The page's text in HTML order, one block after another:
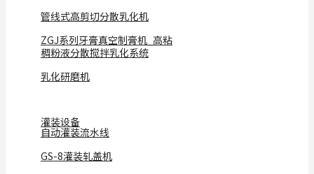
管线式高剪切分散乳化机
ZGJ系列牙膏真空制膏机_高粘
稠粉液分散搅拌乳化系统
乳化研磨机
灌装设备
自动灌装流水线
GS-8灌装轧盖机